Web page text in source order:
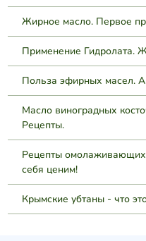
Жирное масло. Первое
Применение Гидролата.
Польза эфирных масел.
Масло виноградных
Рецепты.
Рецепты
себя ценим!
Крымские убтаны - что